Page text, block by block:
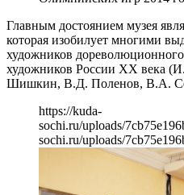
Главным достоянием музея
которая изобилует многими
художников
художников России ХХ века
Шишкин, В.Д. Поленов, В.А.
https://kuda-
sochi.ru/uploads/
sochi.ru/uploads/